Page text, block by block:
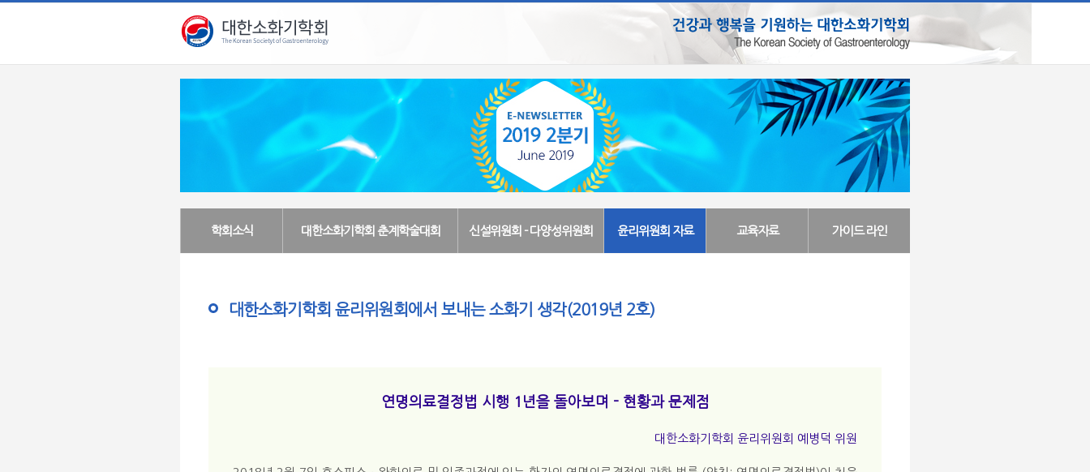
학회소식 대한소화기학회 춘계학술대회 신설위원회 - 다양성위원회 윤리위원회 자료 교육자료 가이드 라인
대한소화기학회 윤리위원회에서 보내는 소화기 생각(2019년 2호)
연명의료결정법 시행 1년을 돌아보며 - 현황과 문제점
대한소화기학회 윤리위원회 예병덕 위원